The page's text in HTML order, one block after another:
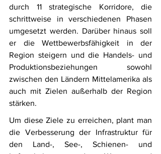
durch 11 strategische Korridore, die
schrittweise in verschiedenen Phasen
umgesetzt werden. Darüber hinaus soll
er die Wettbewerbsfähigkeit in der
Region steigern und die Handels- und
Produktionsbeziehungen sowohl
zwischen den Ländern Mittelamerika als
auch mit Zielen außerhalb der Region
stärken.
Um diese Ziele zu erreichen, plant man
die Verbesserung der Infrastruktur für
den Land-, See-, Schienen- und